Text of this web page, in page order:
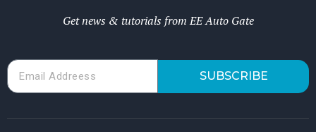
Get news & tutorials from EE Auto Gate
SUBSCRIBE